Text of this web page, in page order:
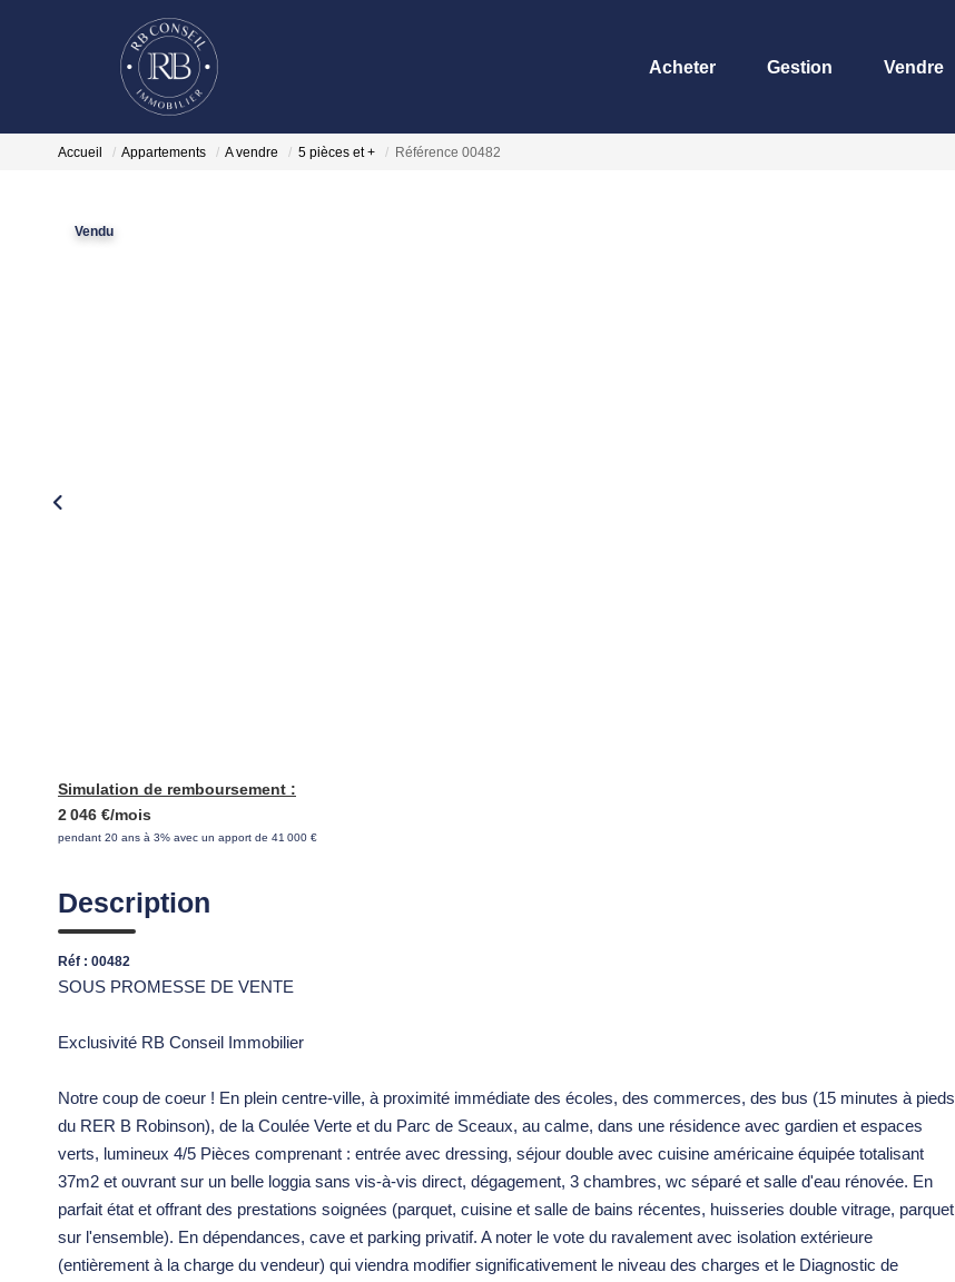
Acheter Gestion Vendre
Accueil Appartements A vendre 5 pièces et + Référence 00482
Vendu
Simulation de remboursement :
2 046 €/mois
pendant 20 ans à 3% avec un apport de 41 000 €
Description
Réf : 00482
SOUS PROMESSE DE VENTE
Exclusivité RB Conseil Immobilier
Notre coup de coeur ! En plein centre-ville, à proximité immédiate des écoles, des commerces, des bus (15 minutes à pieds
du RER B Robinson), de la Coulée Verte et du Parc de Sceaux, au calme, dans une résidence avec gardien et espaces
verts, lumineux 4/5 Pièces comprenant : entrée avec dressing, séjour double avec cuisine américaine équipée totalisant
37m2 et ouvrant sur un belle loggia sans vis-à-vis direct, dégagement, 3 chambres, wc séparé et salle d'eau rénovée. En
parfait état et offrant des prestations soignées (parquet, cuisine et salle de bains récentes, huisseries double vitrage, parquet
sur l'ensemble). En dépendances, cave et parking privatif. A noter le vote du ravalement avec isolation extérieure
(entièrement à la charge du vendeur) qui viendra modifier significativement le niveau des charges et le Diagnostic de